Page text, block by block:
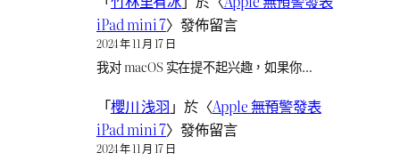
iPad mini 7〉發佈留言
2024 年 11 月 17 日
我对 macOS 实在提不起兴趣，如果你…
「櫻川 浅羽 」於〈Apple 無預警發表
iPad mini 7〉發佈留言
2024 年 11 月 17 日